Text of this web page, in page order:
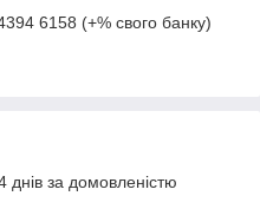
6158 (+% свого банку)
за домовленістю